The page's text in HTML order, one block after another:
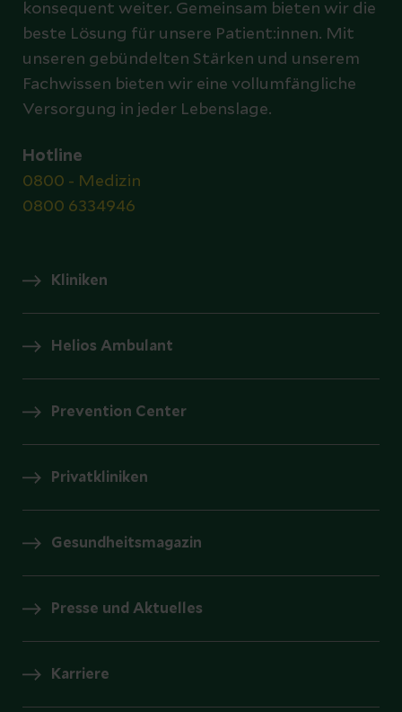
konsequent weiter. Gemeinsam bieten wir die
beste Lösung für unsere Patient:innen. Mit
unseren gebündelten Stärken und unserem
Fachwissen bieten wir eine vollumfängliche
Versorgung in jeder Lebenslage.
Hotline
0800 - Medizin
0800 6334946
Kliniken
Helios Ambulant
Prevention Center
Privatkliniken
Gesundheitsmagazin
Presse und Aktuelles
Karriere